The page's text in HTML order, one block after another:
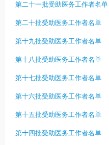
第二十一批受助医务工作者名单
第二十批受助医务工作者名单
第十九批受助医务工作者名单
第十八批受助医务工作者名单
第十七批受助医务工作者名单
第十六批受助医务工作者名单
第十五批受助医务工作者名单
第十四批受助医务工作者名单